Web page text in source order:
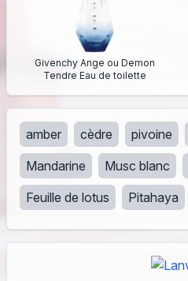
Givenchy Ange ou Demon
Tendre Eau de toilette
amber cèdre pivoine
Mandarine
Musc blanc
Feuille de lotus
Pitahaya